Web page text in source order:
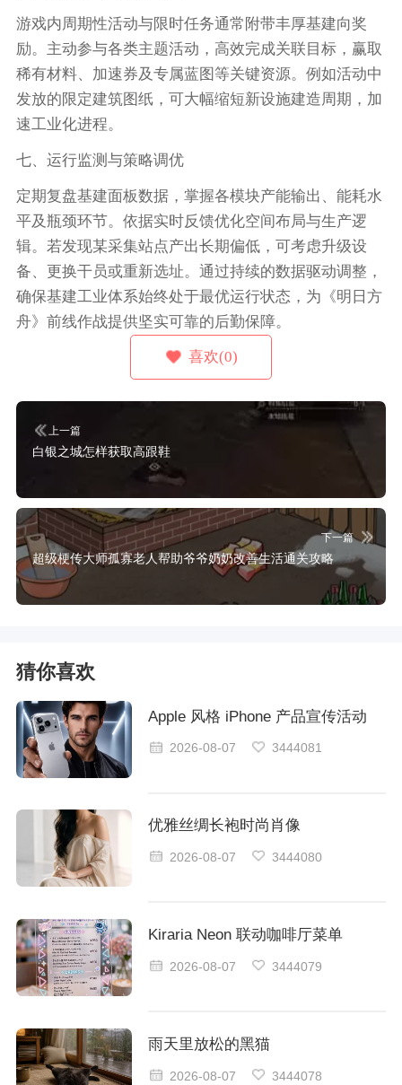
游戏内周期性活动与限时任务通常附带丰厚基建向奖
励。主动参与各类主题活动，高效完成关联目标，赢取
稀有材料、加速券及专属蓝图等关键资源。例如活动中
发放的限定建筑图纸，可大幅缩短新设施建造周期，加
速工业化进程。
七、运行监测与策略调优
定期复盘基建面板数据，掌握各模块产能输出、能耗水
平及瓶颈环节。依据实时反馈优化空间布局与生产逻
辑。若发现某采集站点产出长期偏低，可考虑升级设
备、更换干员或重新选址。通过持续的数据驱动调整，
确保基建工业体系始终处于最优运行状态，为《明日方
舟》前线作战提供坚实可靠的后勤保障。
喜欢(0)
上一篇
白银之城怎样获取高跟鞋
下一篇
超级梗传大师孤寡老人帮助爷爷奶奶改善生活通关攻略
猜你喜欢
Apple 风格 iPhone 产品宣传活动
2026-08-07 3444081
优雅丝绸长袍时尚肖像
2026-08-07 3444080
Kiraria Neon 联动咖啡厅菜单
2026-08-07 3444079
雨天里放松的黑猫
2026-08-07 3444078